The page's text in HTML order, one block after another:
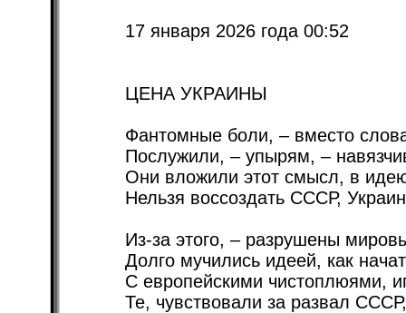
17 января 2026 года 00:52
ЦЕНА УКРАИНЫ
Фантомные боли, – вместо
Послужили, – упырям, –
Они вложили этот смысл, в
Нельзя воссоздать СССР,
Из-за этого, – разрушены
Долго мучились идеей, как
С европейскими чистоплюями,
Те, чувствовали за развал